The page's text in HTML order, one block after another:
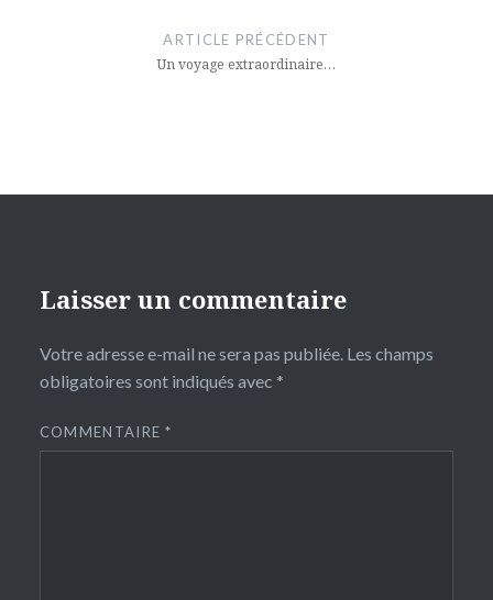
ARTICLE PRÉCÉDENT
Un voyage extraordinaire…
Laisser un commentaire
Votre adresse e-mail ne sera pas publiée. Les champs
obligatoires sont indiqués avec *
COMMENTAIRE*